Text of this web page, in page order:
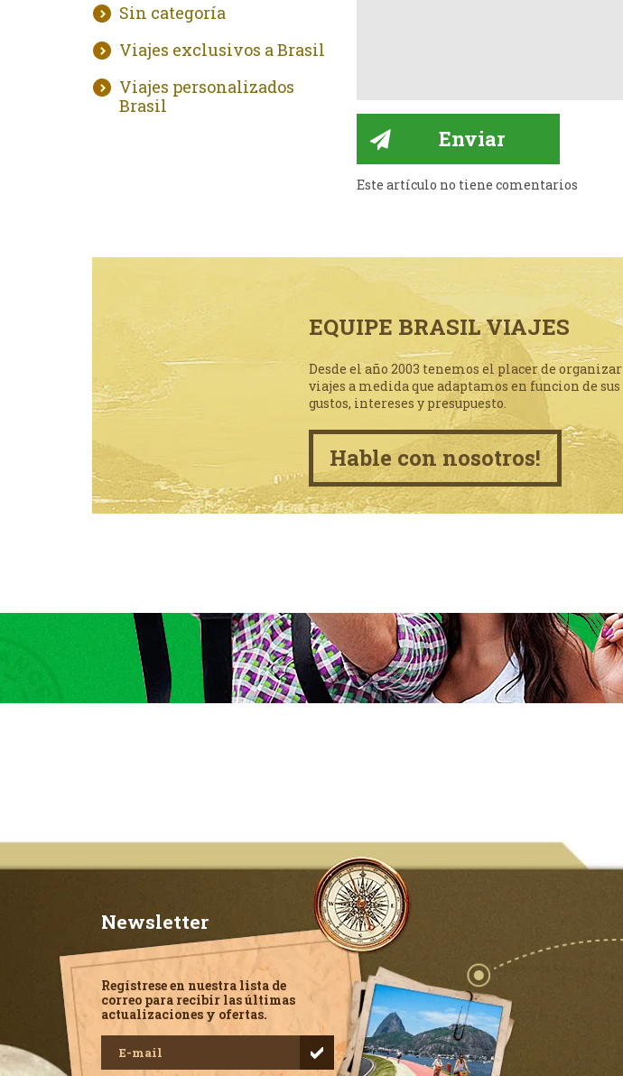
Sin categoría
Viajes exclusivos a Brasil
Viajes personalizados
Brasil
Este artículo no tiene comentarios
EQUIPE BRASIL VIAJES
Desde el año 2003 tenemos el placer de organizar
viajes a medida que adaptamos en funcion de sus
gustos, intereses y presupuesto.
Hable con nosotros!
Newsletter
Regístrese en nuestra lista de
correo para recibir las últimas
actualizaciones y ofertas.